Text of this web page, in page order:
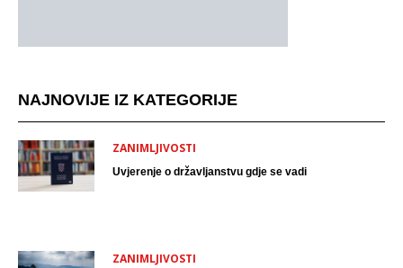
NAJNOVIJE IZ KATEGORIJE
ZANIMLJIVOSTI
Uvjerenje o državljanstvu gdje se vadi
ZANIMLJIVOSTI